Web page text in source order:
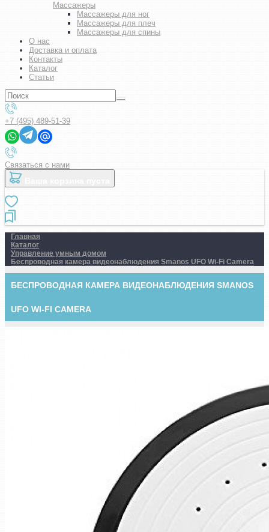
Массажеры
Массажеры для ног
Массажеры для плеч
Массажеры для спины
О нас
Доставка и оплата
Контакты
Каталог
Статьи
+7 (495) 489-51-39
Связаться с нами
Главная
Каталог
Управление умным домом
Беспроводная камера видеонаблюдения Smanos UFO Wi-Fi Camera
БЕСПРОВОДНАЯ КАМЕРА ВИДЕОНАБЛЮДЕНИЯ SMANOS
UFO WI-FI CAMERA